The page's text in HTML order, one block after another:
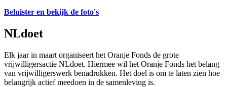
Beluister en bekijk de foto's
NLdoet
Elk jaar in maart organiseert het Oranje Fonds de grote
vrijwilligersactie NLdoet. Hiermee wil het Oranje Fonds het belang
van vrijwilligerswerk benadrukken. Het doel is om te laten zien hoe
belangrijk actief meedoen in de samenleving is.